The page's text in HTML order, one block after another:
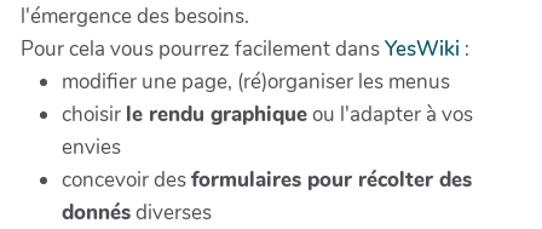
l'émergence des besoins.
Pour cela vous pourrez facilement dansYesWiki :
modifier une page, (ré)organiser les menus
choisir le rendu graphiqueou l'adapter à vos
envies
concevoir desformulaires pour récolter des
donnésdiverses